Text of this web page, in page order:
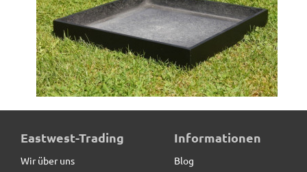
Untersetzer BASSIN, schwarz - TÜV-geprüft
Eastwest-Trading
Wir über uns
Informationen
Blog